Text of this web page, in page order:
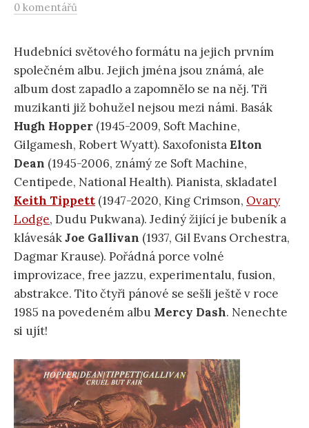
0 komentářů
Hudebníci světového formátu na jejich prvním
společném albu. Jejich jména jsou známá, ale
album dost zapadlo a zapomnělo se na něj. Tři
muzikanti již bohužel nejsou mezi námi. Basák
Hugh Hopper (1945-2009, Soft Machine,
Gilgamesh, Robert Wyatt). SaxofonistaElton
Dean (1945-2006, známý ze Soft Machine,
Centipede, National Health). Pianista, skladatel
Keith Tippett (1947-2020, King Crimson, Ovary
Lodge, Dudu Pukwana). Jediný žijící je bubeník a
klávesákJoe Gallivan (1937, Gil Evans Orchestra,
Dagmar Krause). Pořádná porce volné
improvizace, free jazzu, experimentalu, fusion,
abstrakce. Tito čtyři pánové se sešli ještě v roce
1985 na povedeném albu Mercy Dash. Nenechte
si ujít!